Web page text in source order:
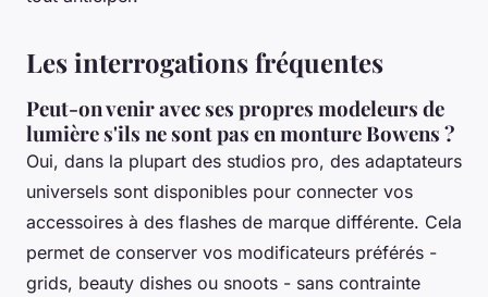
Les interrogations fréquentes
Peut-on venir avec ses propres modeleurs de
lumière s'ils ne sont pas en monture Bowens ?
Oui, dans la plupart des studios pro, des adaptateurs
universels sont disponibles pour connecter vos
accessoires à des flashes de marque différente. Cela
permet de conserver vos modificateurs préférés -
grids, beauty dishes ou snoots - sans contrainte